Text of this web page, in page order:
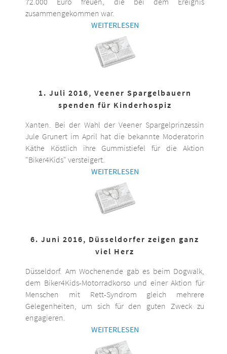
zusammengekommen war.
WEITERLESEN
1. Juli 2016, Veener Spargelbauern
spenden für Kinderhospiz
Xanten. Bei der Wahl der Veener Spargelprinzessin
Jule Grunert im April hat die bekannte Moderatorin
Käthe Köstlich ihre Gummistiefel für die Aktion
"Biker4Kids" versteigert.
WEITERLESEN
6. Juni 2016, Düsseldorfer zeigen ganz
viel Herz
Düsseldorf. Am Wochenende gab es beim Dogwalk,
dem Biker4Kids-Motorradkorso und einer Aktion für
Menschen mit Rett-Syndrom gleich mehrere
Gelegenheiten, um sich für den guten Zweck zu
engagieren.
WEITERLESEN